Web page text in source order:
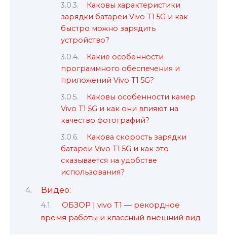
Каковы характеристики
зарядки батареи Vivo T1 5G и как
быстро можно зарядить
устройство?
Какие особенности
программного обеспечения и
приложений Vivo T1 5G?
Каковы особенности камер
Vivo T1 5G и как они влияют на
качество фотографий?
Какова скорость зарядки
батареи Vivo T1 5G и как это
сказывается на удобстве
использования?
Видео:
ОБЗОР | vivo T1 — рекордное
время работы и классный внешний вид